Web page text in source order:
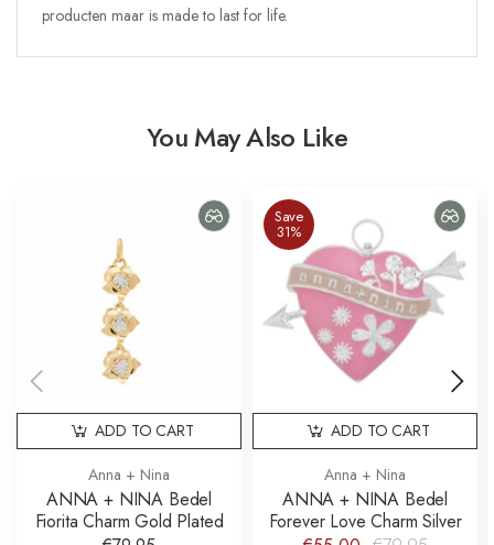
producten maar is made to last for life.
You May Also Like
Anna + Nina
ANNA + NINA Bedel
Fiorita Charm Gold Plated
ADD TO CART
Save
31%
Anna + Nina
ANNA + NINA Bedel
Forever Love Charm Silver
ADD TO CART